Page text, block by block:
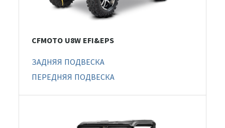
CFMOTO U8W EFI&EPS
ЗАДНЯЯ ПОДВЕСКА
ПЕРЕДНЯЯ ПОДВЕСКА